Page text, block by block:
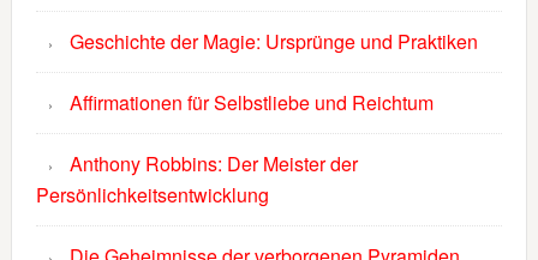
Geschichte der Magie: Ursprünge und Praktiken
Affirmationen für Selbstliebe und Reichtum
Anthony Robbins: Der Meister der
Persönlichkeitsentwicklung